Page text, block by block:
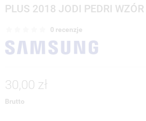
PLUS 2018 JODI PEDRI
0 recenzje
30,00 zł
Brutto